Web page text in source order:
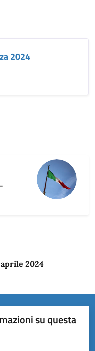
2024
2024
su questa